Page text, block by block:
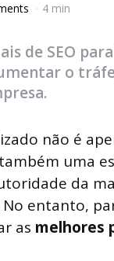
4 min
de SEO
o
não é
uma
da
entanto,
as melhores